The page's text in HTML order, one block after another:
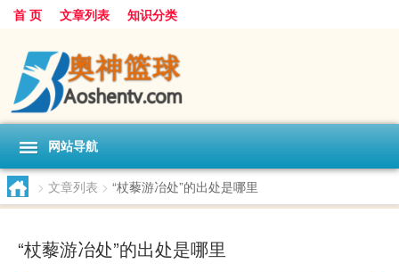
首 页 文章列表 知识分类
网站导航
> 文章列表 > “杖藜游冶处”的出处是哪里
“杖藜游冶处”的出处是哪里